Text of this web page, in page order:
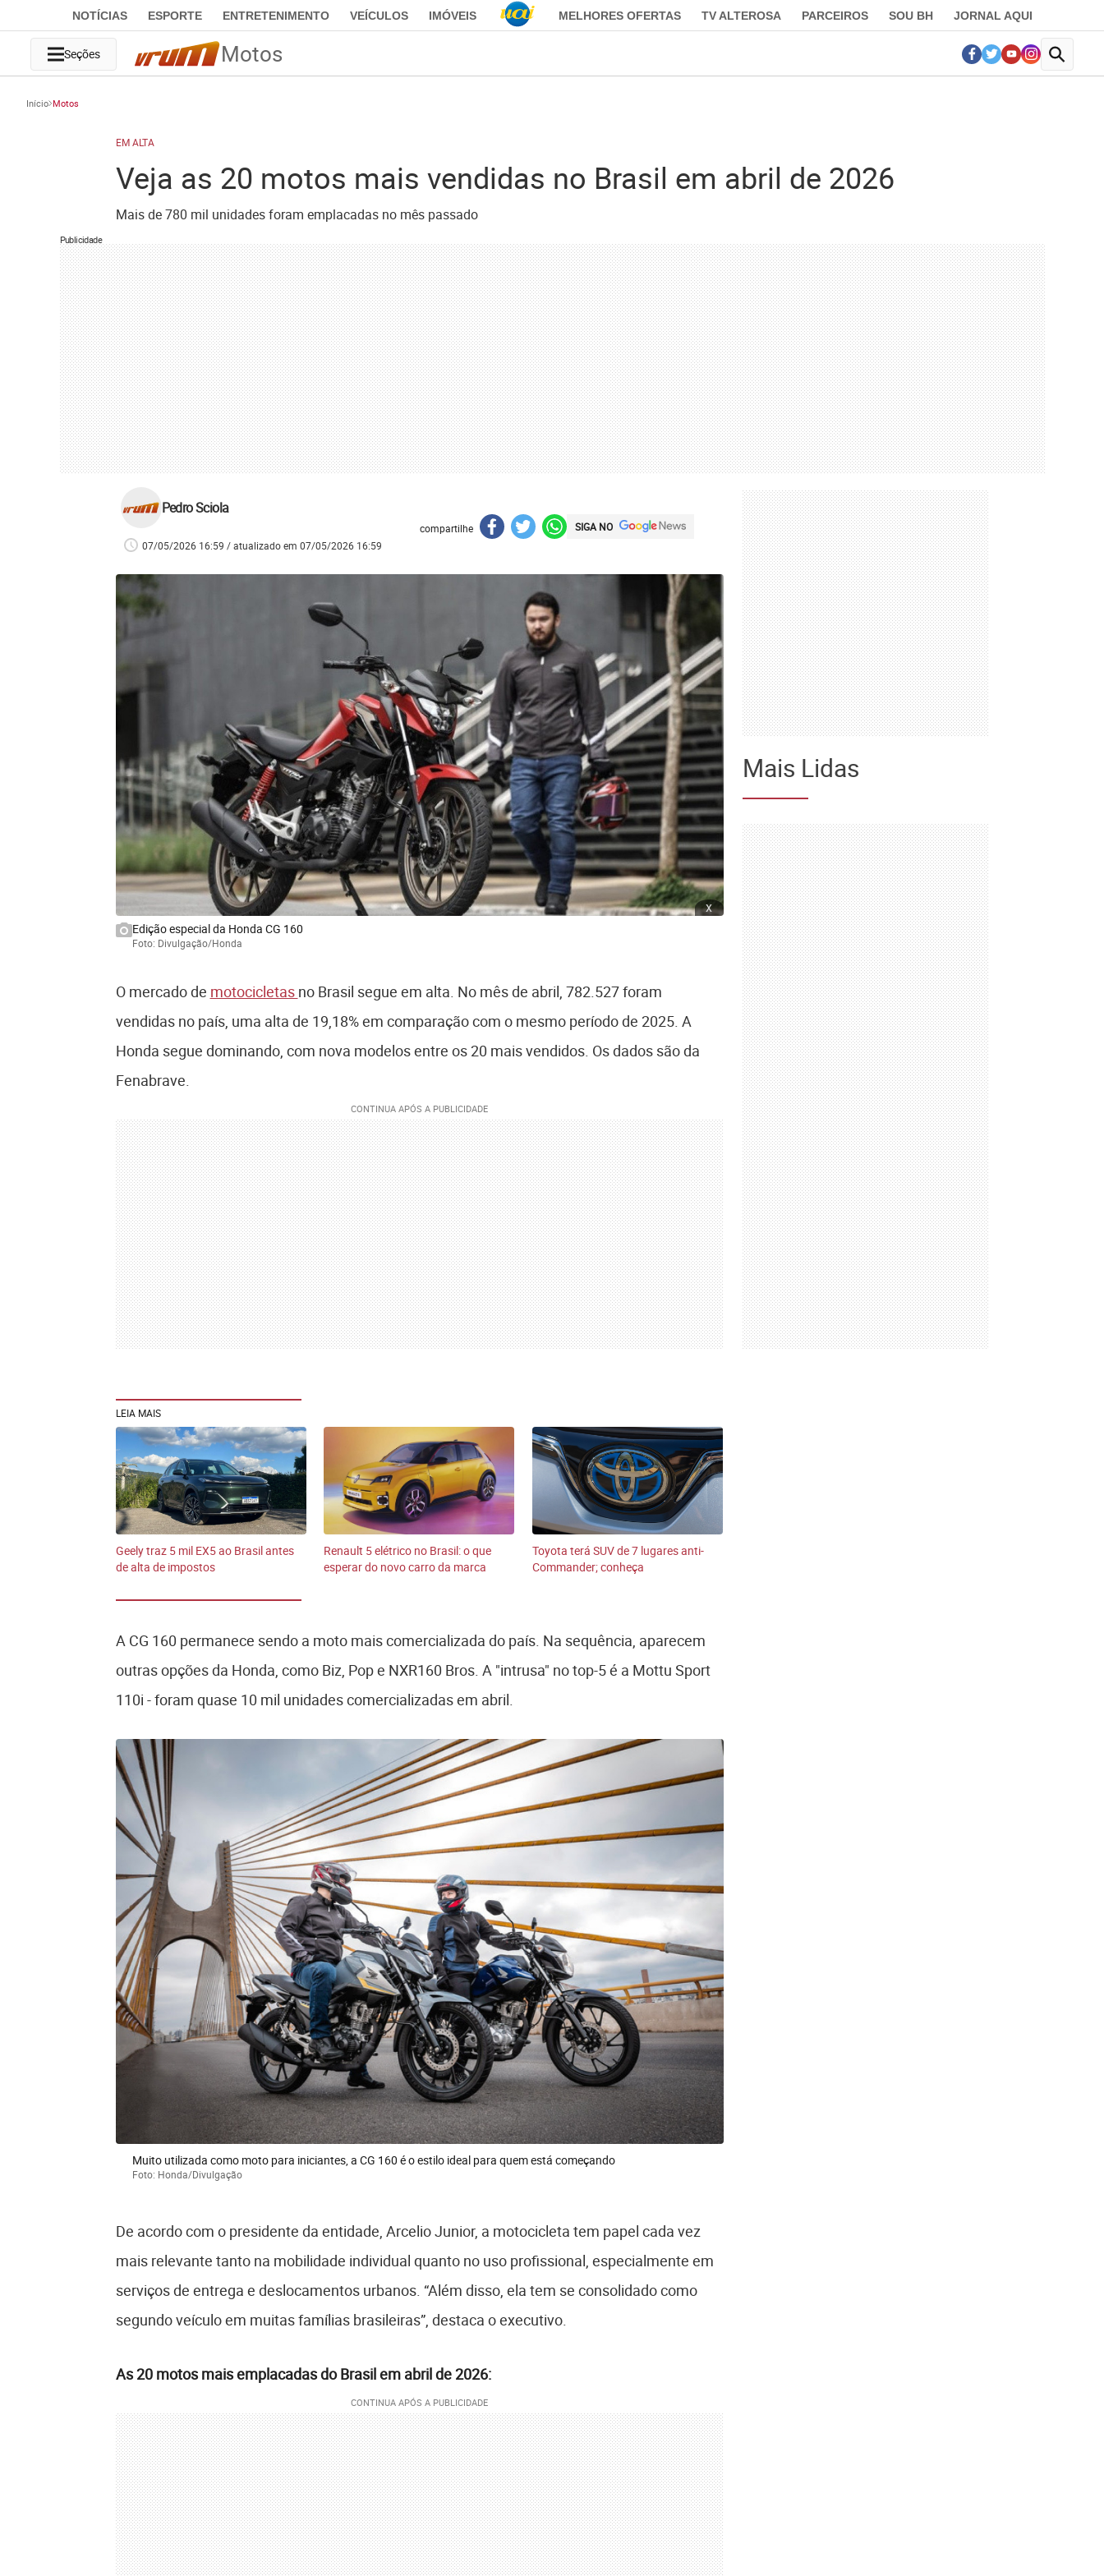
NOTÍCIAS ESPORTE ENTRETENIMENTO VEÍCULOS IMÓVEIS MELHORES OFERTAS TV ALTEROSA PARCEIROS SOU BH JORNAL AQUI
Seções Motos
Início Motos
EM ALTA
Veja as 20 motos mais vendidas no Brasil em abril de 2026
Mais de 780 mil unidades foram emplacadas no mês passado
Publicidade
Pedro Sciola
07/05/2026 16:59 / atualizado em 07/05/2026 16:59
compartilhe SIGA NO
x
Edição especial da Honda CG 160
Foto: Divulgação/Honda
O mercado de motocicletas no Brasil segue em alta. No mês de abril, 782.527 foram
vendidas no país, uma alta de 19,18% em comparação com o mesmo período de 2025. A
Honda segue dominando, com nova modelos entre os 20 mais vendidos. Os dados são da
Fenabrave.
LEIA MAIS
Geely traz 5 mil EX5 ao Brasil antes
de alta de impostos
Renault 5 elétrico no Brasil: o que
esperar do novo carro da marca
Toyota terá SUV de 7 lugares anti-
Commander; conheça
A CG 160 permanece sendo a moto mais comercializada do país. Na sequência, aparecem
outras opções da Honda, como Biz, Pop e NXR160 Bros. A "intrusa" no top-5 é a Mottu Sport
110i - foram quase 10 mil unidades comercializadas em abril.
Muito utilizada como moto para iniciantes, a CG 160 é o estilo ideal para quem está começando
Foto: Honda/Divulgação
De acordo com o presidente da entidade, Arcelio Junior, a motocicleta tem papel cada vez
mais relevante tanto na mobilidade individual quanto no uso profissional, especialmente em
serviços de entrega e deslocamentos urbanos. “Além disso, ela tem se consolidado como
segundo veículo em muitas famílias brasileiras”, destaca o executivo.
As 20 motos mais emplacadas do Brasil em abril de 2026:
Mais Lidas